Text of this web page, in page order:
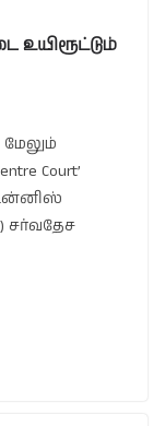
Court’
சர்வதேச